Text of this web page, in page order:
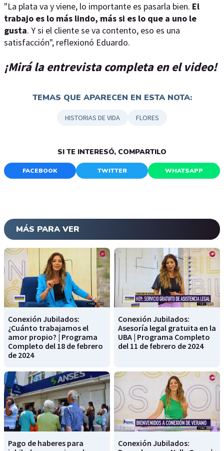
"La plata va y viene, lo importante es pasarla bien. El
trabajo es lo más lindo, más si es lo que a uno le
gusta. Y si el cliente se va contento, eso es una
satisfacción", reflexionó Eduardo.
¡Mirá la entrevista completa en el video!
TEMAS QUE APARECEN EN ESTA NOTA:
HISTORIAS DE VIDA FLORES
SI TE INTERESÓ, COMPARTILO
FACEBOOK TWITTER WHATSAPP
MÁS PARA VER
Conexión Jubilados:
¿Cuánto trabajamos el
amor propio? | Programa
Completo del 18 de febrero
de 2024
Conexión Jubilados:
Asesoría legal gratuita en la
UBA | Programa Completo
del 11 de febrero de 2024
Pago de haberes para
Conexión Jubilados: